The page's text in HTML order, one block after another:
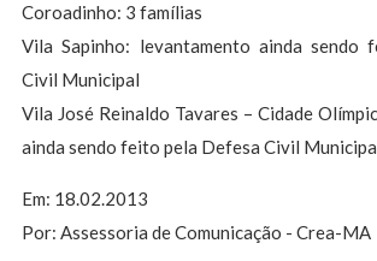
Coroadinho: 3 famílias
Vila Sapinho: levantamento ainda sendo
Civil Municipal
Vila José Reinaldo Tavares – Cidade
ainda sendo feito pela Defesa Civil
Em: 18.02.2013
Por: Assessoria de Comunicação - Crea-MA